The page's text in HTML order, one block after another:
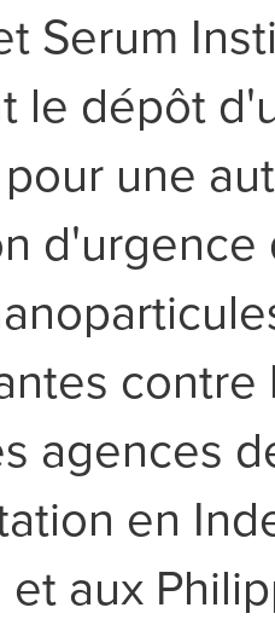
Serum
le dépôt
une
d'urgence
contre
agences
en
aux